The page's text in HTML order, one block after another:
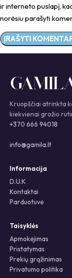
ir interneto puslapį,
norėsiu parašyti
Kruopščiai atrinkta
kiekvienai grožio
+370 666 94018
info@gamila.lt
Informacija
D.U.K
Kontaktai
Parduotuvė
Taisyklės
Apmokėjimas
Pristatymas
Prekių grąžinimas
Privatumo politika